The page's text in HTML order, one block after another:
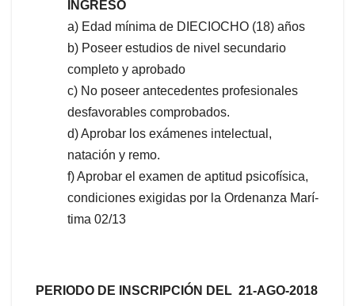
INGRESO
a) Edad mí­nima de DIECIOCHO (18) años
b) Poseer estudios de nivel secundario
completo y aprobado
c) No poseer antecedentes profesionales
desfavorables comprobados.
d) Aprobar los exámenes intelectual,
natación y remo.
f) Aprobar el examen de aptitud psicofí­sica,
condiciones exigidas por la Ordenanza Marí­
tima 02/13
PERIODO DE INSCRIPCIÓN DEL 21-AGO-2018